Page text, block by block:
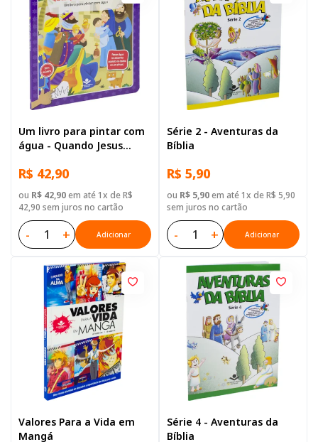
Um livro para pintar com
água - Quando Jesus
R$ 42,90
ou R$ 42,90em até 1x de R$
42,90 sem juros no cartão
- + Adicionar
Série 2 - Aventuras da
Bíblia
R$ 5,90
ou R$ 5,90em até 1x de R$ 5,90
sem juros no cartão
- + Adicionar
Valores Para a Vida em
Mangá
Série 4 - Aventuras da
Bíblia